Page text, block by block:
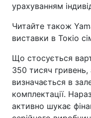
урахуванням
Читайте також
виставки в Токіо
Що стосується
350 тисяч гривень,
визначається в
комплектації.
активно шукає